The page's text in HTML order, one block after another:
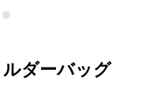
ダーバッグ